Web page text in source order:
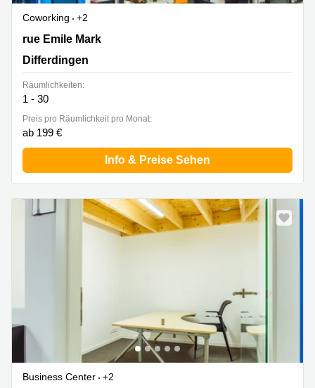
Coworking
+2
40 rue Emile Mark, Differdingen
rue Emile Mark
Differdingen
Räumlichkeiten:
1 - 30
Preis pro Räumlichkeit pro Monat:
ab 199 €
Info & Preise Sehen
Business Center +2